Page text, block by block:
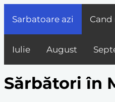
Sarbatoare azi Cand
Iulie August
Sărbători în